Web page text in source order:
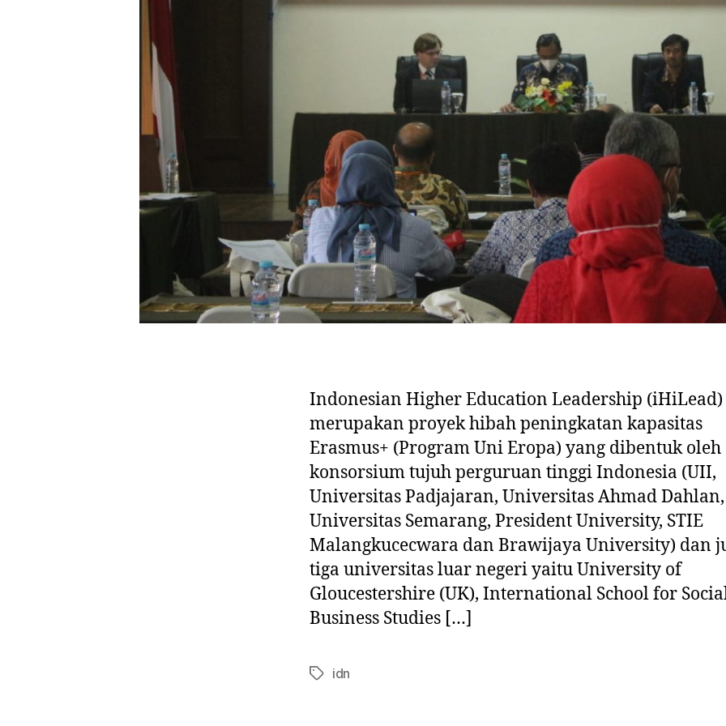
Indonesian Higher Education Leadership (iHiLead)
merupakan proyek hibah peningkatan kapasitas
Erasmus+ (Program Uni Eropa) yang dibentuk oleh
konsorsium tujuh perguruan tinggi Indonesia (UII,
Universitas Padjajaran, Universitas Ahmad Dahlan,
Universitas Semarang, President University, STIE
Malangkucecwara dan Brawijaya University) dan
tiga universitas luar negeri yaitu University of
Gloucestershire (UK), International School for
Business Studies […]
idn